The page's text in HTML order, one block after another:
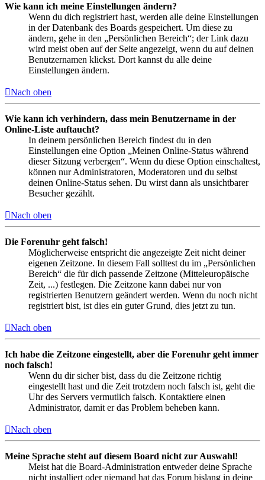
Wie kann ich meine Einstellungen ändern?
Wenn du dich registriert hast, werden alle deine Einstellungen
in der Datenbank des Boards gespeichert. Um diese zu
ändern, gehe in den „Persönlichen Bereich“; der Link dazu
wird meist oben auf der Seite angezeigt, wenn du auf deinen
Benutzernamen klickst. Dort kannst du alle deine
Einstellungen ändern.
Nach oben
Wie kann ich verhindern, dass mein Benutzername in der
Online-Liste auftaucht?
In deinem persönlichen Bereich findest du in den
Einstellungen eine Option „Meinen Online-Status während
dieser Sitzung verbergen“. Wenn du diese Option einschaltest,
können nur Administratoren, Moderatoren und du selbst
deinen Online-Status sehen. Du wirst dann als unsichtbarer
Besucher gezählt.
Nach oben
Die Forenuhr geht falsch!
Möglicherweise entspricht die angezeigte Zeit nicht deiner
eigenen Zeitzone. In diesem Fall solltest du im „Persönlichen
Bereich“ die für dich passende Zeitzone (Mitteleuropäische
Zeit, ...) festlegen. Die Zeitzone kann dabei nur von
registrierten Benutzern geändert werden. Wenn du noch nicht
registriert bist, ist dies ein guter Grund, dies jetzt zu tun.
Nach oben
Ich habe die Zeitzone eingestellt, aber die Forenuhr geht immer
noch falsch!
Wenn du dir sicher bist, dass du die Zeitzone richtig
eingestellt hast und die Zeit trotzdem noch falsch ist, geht die
Uhr des Servers vermutlich falsch. Kontaktiere einen
Administrator, damit er das Problem beheben kann.
Nach oben
Meine Sprache steht auf diesem Board nicht zur Auswahl!
Meist hat die Board-Administration entweder deine Sprache
nicht installiert oder niemand hat das Forum bislang in deine